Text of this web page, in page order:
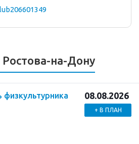
на-Дону
физкультурника 08.08.2026
+ В ПЛАН